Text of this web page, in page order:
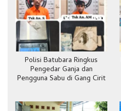
Polisi Batubara Ringkus
Pengedar Ganja dan
Pengguna Sabu di Gang Cirit